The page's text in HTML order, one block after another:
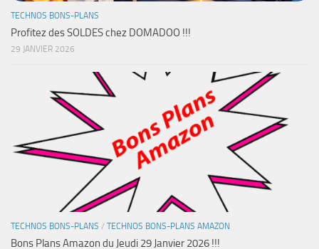
TECHNOS BONS-PLANS
Profitez des SOLDES chez DOMADOO !!!
29 JANVIER 2026
TECHNOS BONS-PLANS / TECHNOS BONS-PLANS AMAZON
Bons Plans Amazon du Jeudi 29 Janvier 2026 !!!